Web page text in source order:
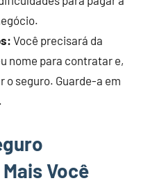
Você precisará da
nome para contratar e,
seguro. Guarde-a em
Você